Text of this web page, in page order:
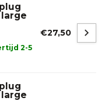
2-5
€27,50